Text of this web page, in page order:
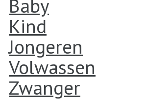
Baby
Kind
Jongeren
Volwassen
Zwanger